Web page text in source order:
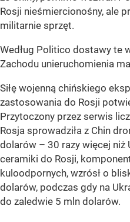
Rosji nieśmiercionośny, ale
militarnie sprzęt.
Według Politico dostawy te
Zachodu unieruchomienia
Siłę wojenną chińskiego
zastosowania do Rosji
Przytoczony przez serwis
Rosja sprowadziła z Chin
dolarów – 30 razy więcej niż
ceramiki do Rosji,
kuloodpornych, wzrósł o
dolarów, podczas gdy na
do zaledwie 5 mln dolarów.